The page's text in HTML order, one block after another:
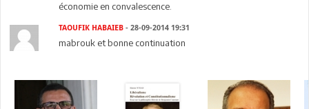
économie en convalescence.
TAOUFIK HABAIEB - 28-09-2014 19:31
mabrouk et bonne continuation